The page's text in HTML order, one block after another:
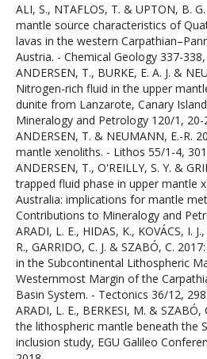
ALI, S., NTAFLOS, T. & UPTON, B.
mantle source characteristics of
lavas in the western
Austria. - Chemical Geology 337-
ANDERSEN, T., BURKE, E. A. J. &
Nitrogen-rich fluid in the upper
dunite from Lanzarote, Canary
Mineralogy and Petrology 120/1, 20-
ANDERSEN, T. & NEUMANN, E.-R.
mantle xenoliths. - Lithos 55/1-4,
ANDERSEN, T., O'REILLY, S. Y. &
trapped fluid phase in upper mantle
Australia: implications for mantle
Contributions to Mineralogy and
ARADI, L. E., HIDAS, K., KOVÁCS, I.
R., GARRIDO, C. J. & SZABÓ, C.
in the Subcontinental Lithospheric
Westernmost Margin of the
Basin System. - Tectonics 36/12,
ARADI, L. E., BERKESI, M. &
the lithospheric mantle beneath the
inclusion study, EGU Galileo